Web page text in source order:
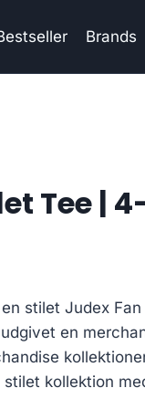
Brands
Tee |
stilet Judex
en
kollektion